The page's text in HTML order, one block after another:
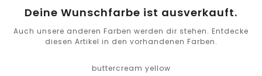
Deine Wunschfarbe ist ausverkauft.
Auch unsere anderen Farben werden dir stehen. Entdecke
diesen Artikel in den vorhandenen Farben.
buttercream yellow